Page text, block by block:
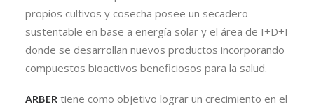
propios cultivos y cosecha posee un secadero
sustentable en base a energía solar y el área de I+D+I
donde se desarrollan nuevos productos incorporando
compuestos bioactivos beneficiosos para la salud.
ARBER tiene como objetivo lograr un crecimiento en el